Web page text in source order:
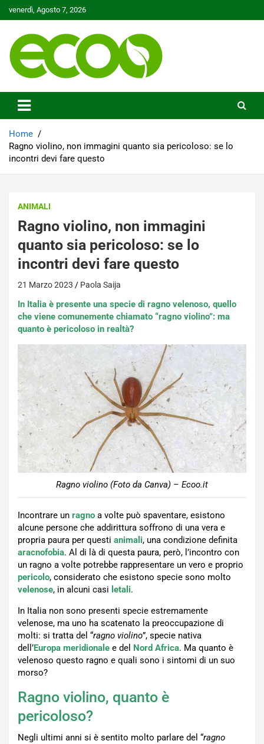
to
venerdì, Agosto 7, 2026
Ecoo.it
Home
Ragno violino, non immagini quanto sia pericoloso: se lo
incontri devi fare questo
ANIMALI
Ragno violino, non immagini
quanto sia pericoloso: se lo
incontri devi fare questo
21 Marzo 2023 Paola Saija
In Italia è presente una specie di ragno velenoso, quello
che viene comunemente chiamato “ragno violino”: ma
quanto è pericoloso in realtà?
Ragno violino (Foto da Canva) – Ecoo.it
Incontrare un ragno a volte può spaventare, esistono
alcune persone che addirittura soffrono di una vera e
propria paura per questi animali, una condizione definita
aracnofobia. Al di là di questa paura, però, l’incontro con
un ragno a volte potrebbe rappresentare un vero e proprio
pericolo, considerato che esistono specie sono molto
velenose, in alcuni casi letali.
In Italia non sono presenti specie estremamente
velenose, ma uno ha scatenato la preoccupazione di
molti: si tratta del “ragno violino”, specie nativa
dell’Europa meridionale e del Nord Africa. Ma quanto è
velenoso questo ragno e quali sono i sintomi di un suo
morso?
Ragno violino, quanto è
pericoloso?
Negli ultimi anni si è sentito molto parlare del “ragno